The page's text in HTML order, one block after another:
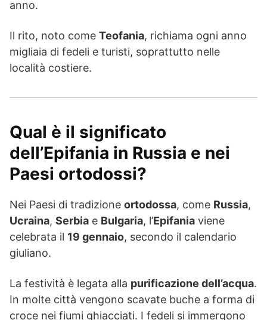
anno.
Il rito, noto come Teofania, richiama ogni anno
migliaia di fedeli e turisti, soprattutto nelle
località costiere.
Qual è il significato
dell’Epifania in Russia e nei
Paesi ortodossi?
Nei Paesi di tradizione ortodossa, come Russia,
Ucraina, Serbia e Bulgaria, l’Epifania viene
celebrata il 19 gennaio, secondo il calendario
giuliano.
La festività è legata alla purificazione dell’acqua.
In molte città vengono scavate buche a forma di
croce nei fiumi ghiacciati. I fedeli si immergono